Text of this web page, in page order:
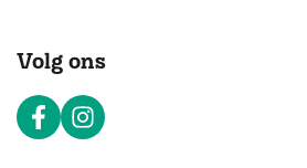
Volg ons